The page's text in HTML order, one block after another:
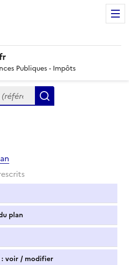
Publiques - Impôts
mots clés, partie du
plan
: voir / modifier